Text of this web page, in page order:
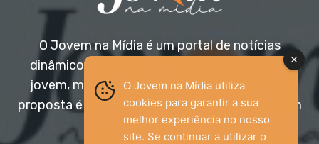
O Jovem na Mídia é um portal de notícias
dinâmico e acessível, voltado para o público
jovem, mas aberto a todas as idades. Nossa
proposta é trazer informação relevante com um
olhar diferenciado.
O Jovem na Mídia utiliza
cookies para garantir a sua
melhor experiência no nosso
site. Se continuar a utilizar o